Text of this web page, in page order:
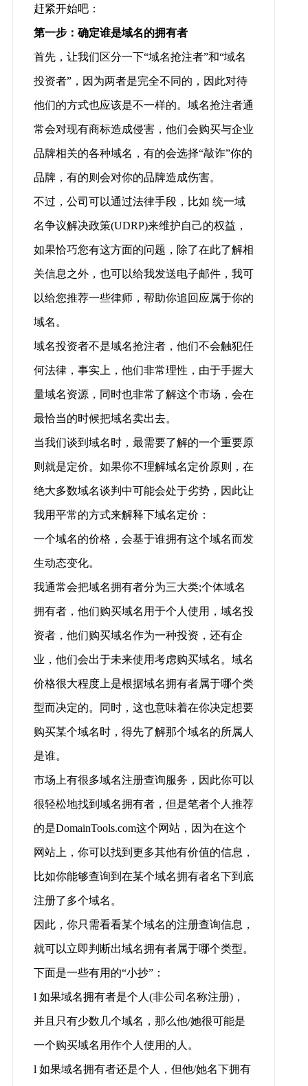
赶紧开始吧：
第一步：确定谁是域名的拥有者
首先，让我们区分一下“域名抢注者”和“域名
投资者”，因为两者是完全不同的，因此对待
他们的方式也应该是不一样的。域名抢注者通
常会对现有商标造成侵害，他们会购买与企业
品牌相关的各种域名，有的会选择“敲诈”你的
品牌，有的则会对你的品牌造成伤害。
不过，公司可以通过法律手段，比如 统一域
名争议解决政策(UDRP)来维护自己的权益，
如果恰巧您有这方面的问题，除了在此了解相
关信息之外，也可以给我发送电子邮件，我可
以给您推荐一些律师，帮助你追回应属于你的
域名。
域名投资者不是域名抢注者，他们不会触犯任
何法律，事实上，他们非常理性，由于手握大
量域名资源，同时也非常了解这个市场，会在
最恰当的时候把域名卖出去。
当我们谈到域名时，最需要了解的一个重要原
则就是定价。如果你不理解域名定价原则，在
绝大多数域名谈判中可能会处于劣势，因此让
我用平常的方式来解释下域名定价：
一个域名的价格，会基于谁拥有这个域名而发
生动态变化。
我通常会把域名拥有者分为三大类;个体域名
拥有者，他们购买域名用于个人使用，域名投
资者，他们购买域名作为一种投资，还有企
业，他们会出于未来使用考虑购买域名。域名
价格很大程度上是根据域名拥有者属于哪个类
型而决定的。同时，这也意味着在你决定想要
购买某个域名时，得先了解那个域名的所属人
是谁。
市场上有很多域名注册查询服务，因此你可以
很轻松地找到域名拥有者，但是笔者个人推荐
的是DomainTools.com这个网站，因为在这个
网站上，你可以找到更多其他有价值的信息，
比如你能够查询到在某个域名拥有者名下到底
注册了多个域名。
因此，你只需看看某个域名的注册查询信息，
就可以立即判断出域名拥有者属于哪个类型。
下面是一些有用的“小抄”：
l 如果域名拥有者是个人(非公司名称注册)，
并且只有少数几个域名，那么他/她很可能是
一个购买域名用作个人使用的人。
l 如果域名拥有者还是个人，但他/她名下拥有